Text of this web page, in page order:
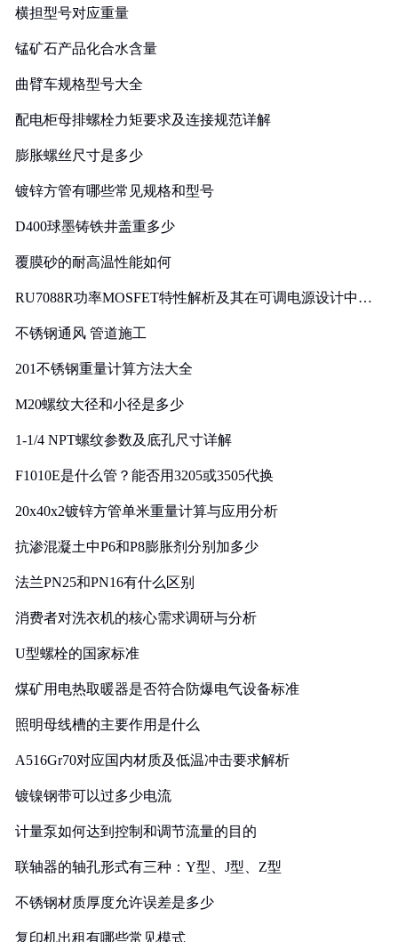
横担型号对应重量
锰矿石产品化合水含量
曲臂车规格型号大全
配电柜母排螺栓力矩要求及连接规范详解
膨胀螺丝尺寸是多少
镀锌方管有哪些常见规格和型号
D400球墨铸铁井盖重多少
覆膜砂的耐高温性能如何
RU7088R功率MOSFET特性解析及其在可调电源设计中的
不锈钢通风 管道施工
201不锈钢重量计算方法大全
M20螺纹大径和小径是多少
1-1/4 NPT螺纹参数及底孔尺寸详解
F1010E是什么管？能否用3205或3505代换
20x40x2镀锌方管单米重量计算与应用分析
抗渗混凝土中P6和P8膨胀剂分别加多少
法兰PN25和PN16有什么区别
消费者对洗衣机的核心需求调研与分析
U型螺栓的国家标准
煤矿用电热取暖器是否符合防爆电气设备标准
照明母线槽的主要作用是什么
A516Gr70对应国内材质及低温冲击要求解析
镀镍钢带可以过多少电流
计量泵如何达到控制和调节流量的目的
联轴器的轴孔形式有三种：Y型、J型、Z型
不锈钢材质厚度允许误差是多少
复印机出租有哪些常见模式